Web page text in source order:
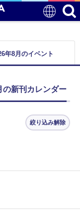
年8月のイベント
の新刊カレンダー
絞り込み解除